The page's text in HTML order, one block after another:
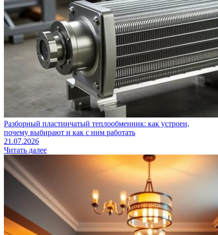
Разборный пластинчатый теплообменник: как устроен,
почему выбирают и как с ним работать
21.07.2026
Читать далее